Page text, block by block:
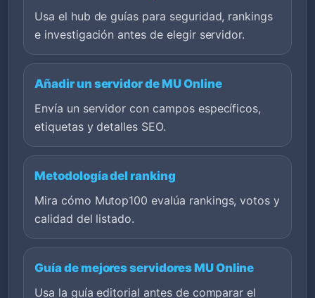
Usa el hub de guías para seguridad, rankings
e investigación antes de elegir servidor.
Añadir un servidor de MU Online
Envía un servidor con campos específicos,
etiquetas y detalles SEO.
Metodología del ranking
Mira cómo Mutop100 evalúa rankings, votos y
calidad del listado.
Guía de mejores servidores MU Online
Usa la guía editorial antes de comparar el